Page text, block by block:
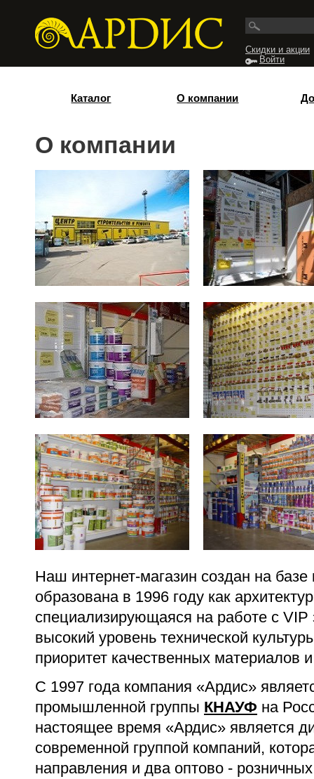
Скидки и акции
Войти
Каталог О компании
О компании
Наш интернет-магазин создан на
образована в 1996 году как
специализирующаяся на работе с VIP
высокий уровень технической
приоритет качественных материалов
С 1997 года компания «Ардис»
промышленной группы КНАУФ на
настоящее время «Ардис» является
современной группой компаний,
направления и два оптово -